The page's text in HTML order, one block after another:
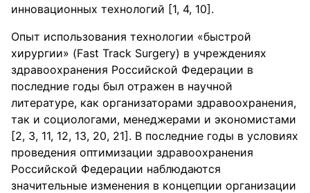
инновационных технологий [1, 4, 10].
Опыт использования технологии «быстрой
хирургии» (Fast Track Surgery) в учреждениях
здравоохранения Российской Федерации в
последние годы был отражен в научной
литературе, как организаторами здравоохранения,
так и социологами, менеджерами и экономистами
[2, 3, 11, 12, 13, 20, 21]. В последние годы в условиях
проведения оптимизации здравоохранения
Российской Федерации наблюдаются
значительные изменения в концепции организации